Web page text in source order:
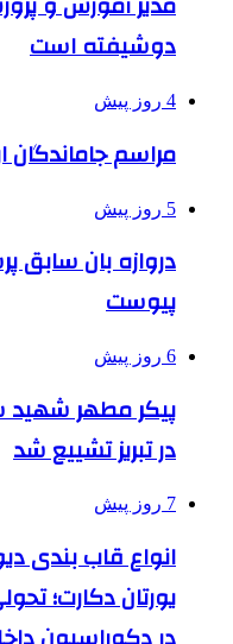
دوشیفته است
4 روز پیش
مراسم جاماندگان
5 روز پیش
دروازه بان
پیوست
6 روز پیش
پیکر مطهر شهید
در تبریز تشییع شد
7 روز پیش
انواع قاب بندی
یورتان دکارت؛